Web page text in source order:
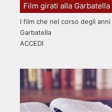
Film girati alla Garbatella
I film che nel corso degli
Garbatella
ACCEDI